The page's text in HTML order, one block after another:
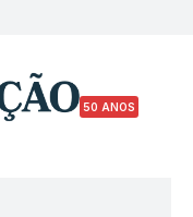
50 ANOS